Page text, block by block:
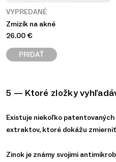
VYPREDANÉ
Zmizík na akné
26.00 €
PRIDAŤ
5 — Ktoré zložky
Existuje niekoľko
extraktov, ktoré dokážu zmierniť
Zinok je známy svojimi